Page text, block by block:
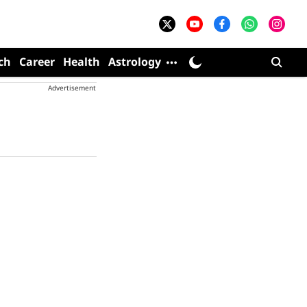
Career Health Astrology
Advertisement